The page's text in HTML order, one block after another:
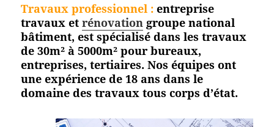
Travaux professionnel : entreprise
travaux etrénovation groupe national
bâtiment, est spécialisé dans les travaux
de 30m² à 5000m² pour bureaux,
entreprises, tertiaires. Nos équipes ont
une expérience de 18 ans dans le
domaine des travaux tous corpsd’état.